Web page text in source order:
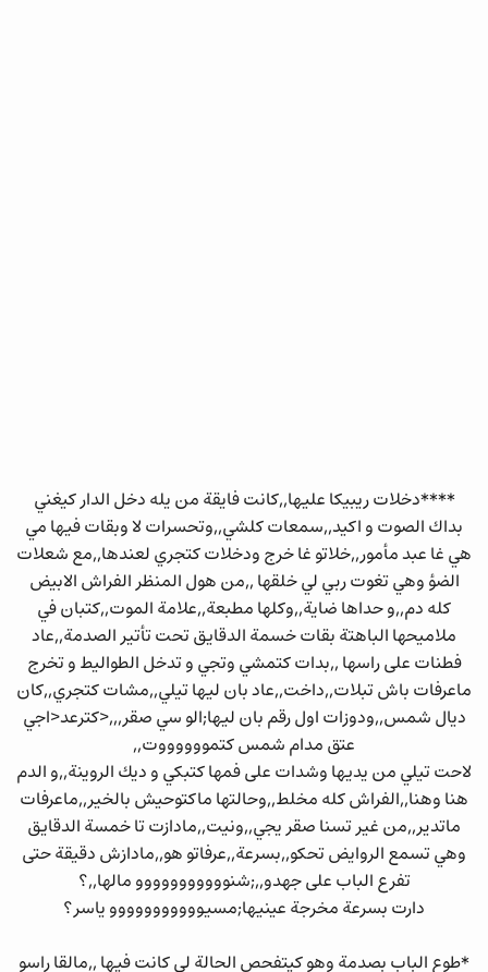
****دخلات ريبيكا عليها,,كانت فايقة من يله دخل الدار كيغني
بداك الصوت و اكيد,,سمعات كلشي,,وتحسرات لا وبقات فيها مي
هي غا عبد مأمور,,خلاتو غا خرج ودخلات كتجري لعندها,,مع شعلات
الضؤ وهي تغوت ربي لي خلقها ,,من هول المنظر الفراش الابيض
كله دم,,و حداها ضاية,,وكلها مطبعة,,علامة الموت,,كتبان في
ملاميحها الباهتة بقات خسمة الدقايق تحت تأتير الصدمة,,عاد
فطنات على راسها ,,بدات كتمشي وتجي و تدخل الطواليط و تخرج
ماعرفات باش تبلات,,داخت,,عاد بان ليها تيلي,,مشات كتجري,,كان
ديال شمس,,ودوزات اول رقم بان ليها;الو سي صقر,,,<كترعد<اجي
عتق مدام شمس كتمووووووت,,
لاحت تيلي من يديها وشدات على فمها كتبكي و ديك الروينة,,و الدم
هنا وهنا,,الفراش كله مخلط,,وحالتها ماكتوحيش بالخير,,ماعرفات
ماتدير,,من غير تسنا صقر يجي,,ونيت,,مادازت تا خمسة الدقايق
وهي تسمع الروايض تحكو,,بسرعة,,عرفاتو هو,,مادازش دقيقة حتى
تفرع الباب على جهدو,,;شنووووووووووو مالها,,؟
دارت بسرعة مخرجة عينيها;مسيووووووووووو ياسر؟
*طوع الباب بصدمة وهو كيتفحص الحالة لي كانت فيها ,,مالقا راسو